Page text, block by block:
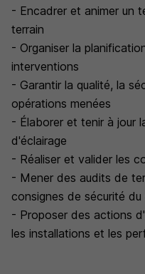
- Encadrer et animer un
terrain
- Organiser la
interventions
- Garantir la qualité, la
opérations menées
- Élaborer et tenir à jour
d'éclairage
- Réaliser et valider les
- Mener des audits de
consignes de sécurité du
- Proposer des actions
les installations et les